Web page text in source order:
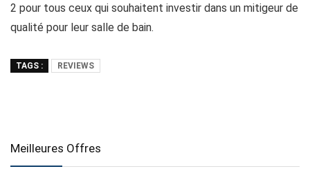
2 pour tous ceux qui souhaitent investir dans un mitigeur de
qualité pour leur salle de bain.
TAGS : REVIEWS
Meilleures Offres